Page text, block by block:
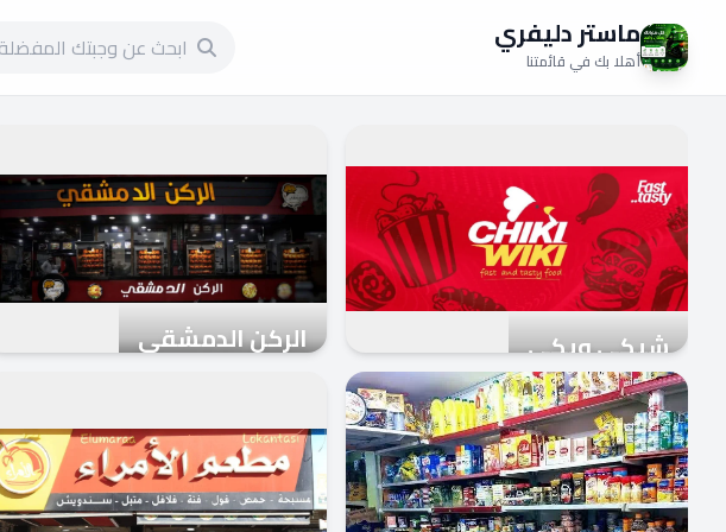
ماستر دليفري
أهلا بك في قائمتنا
شيكي ويكي
الركن الدمشقي